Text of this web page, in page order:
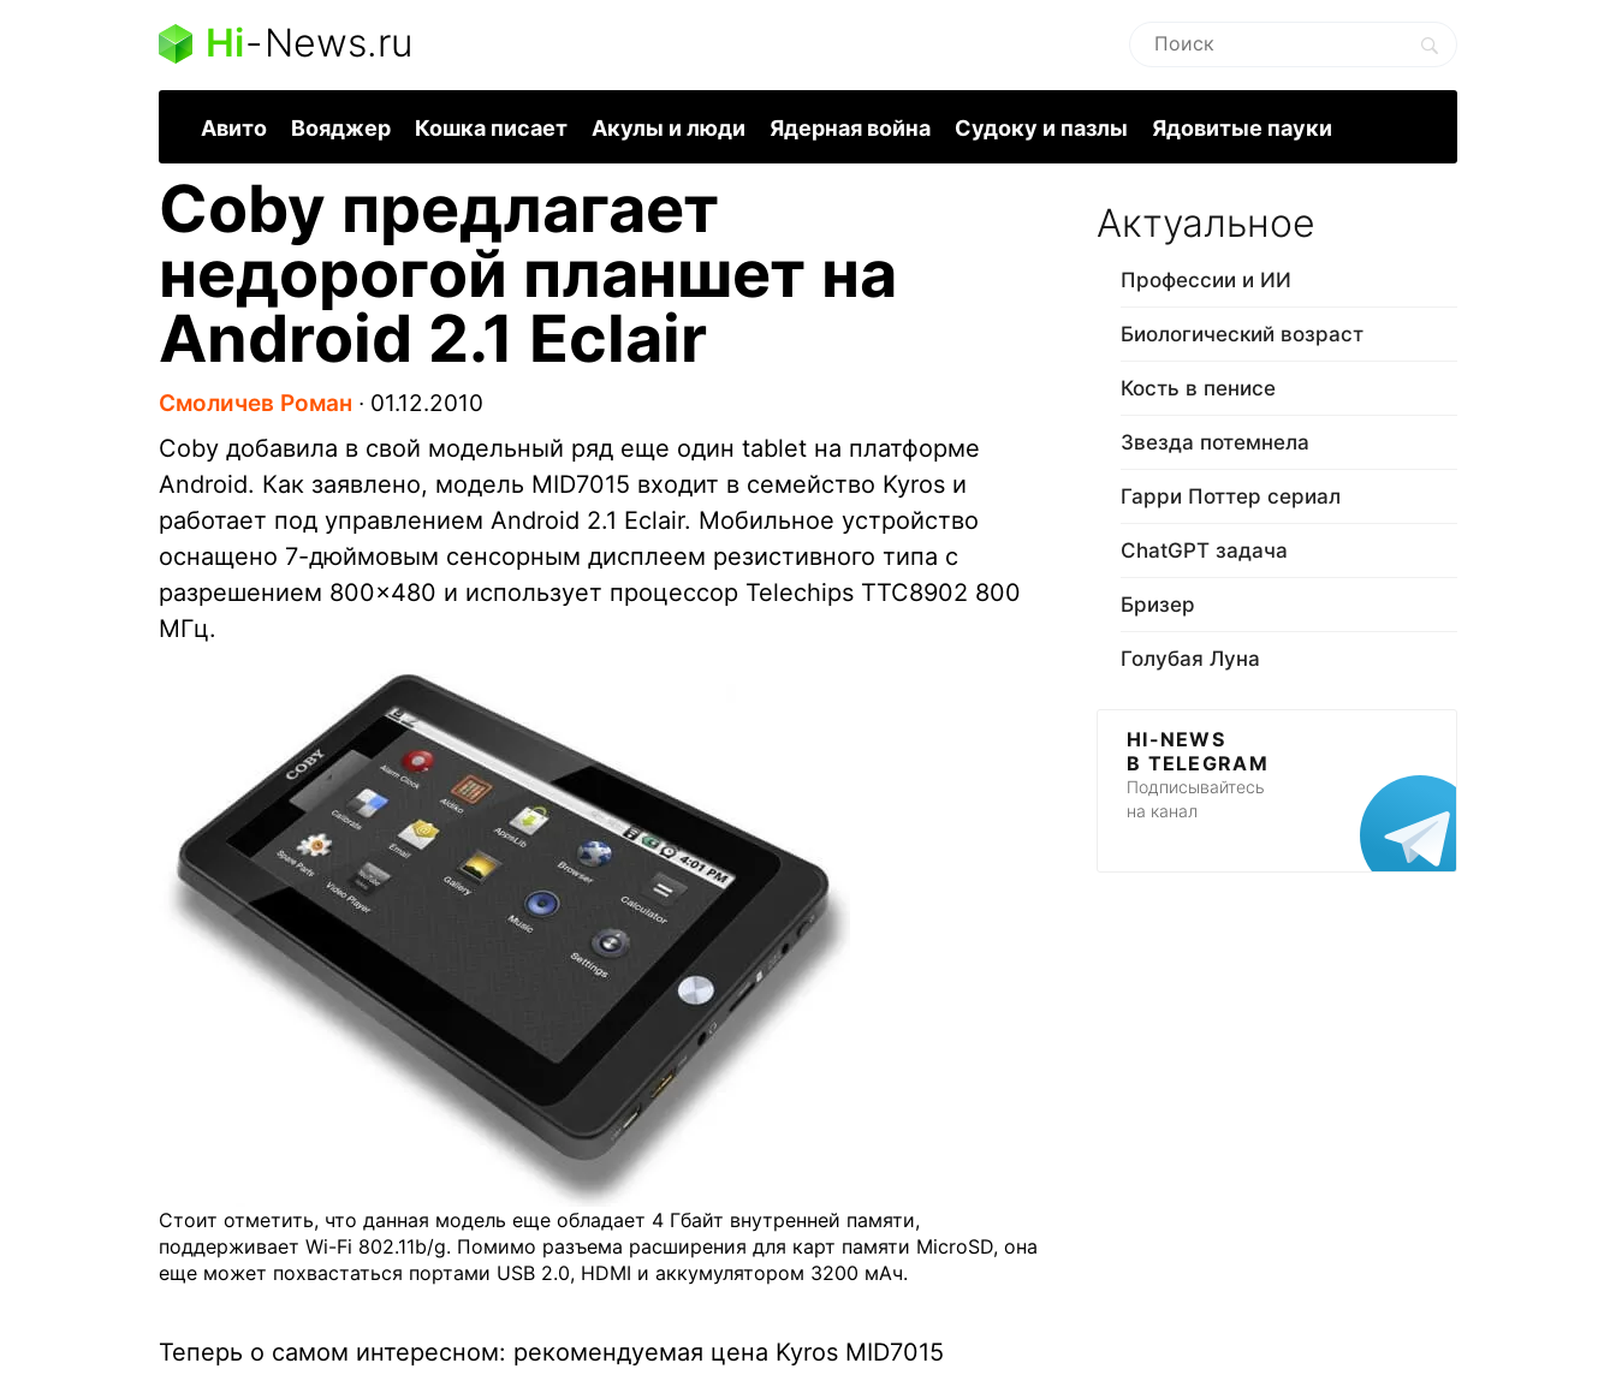
Hi-News.ru
Авито Вояджер Кошка писает Акулы и люди Ядерная война Судоку и пазлы Ядовитые пауки
Coby предлагает
недорогой планшет на
Android 2.1 Eclair
Смоличев Роман ∙ 01.12.2010
Coby добавила в свой модельный ряд еще один tablet на платформе
Android. Как заявлено, модель MID7015 входит в семейство Kyros и
работает под управлением Android 2.1 Eclair. Мобильное устройство
оснащено 7-дюймовым сенсорным дисплеем резистивного типа с
разрешением 800×480 и использует процессор Telechips TTC8902 800
МГц.
Стоит отметить, что данная модель еще обладает 4 Гбайт внутренней памяти,
поддерживает Wi-Fi 802.11b/g. Помимо разъема расширения для карт памяти MicroSD, она
еще может похвастаться портами USB 2.0, HDMI и аккумулятором 3200 мАч.
Теперь о самом интересном: рекомендуемая цена Kyros MID7015
Актуальное
Профессии и ИИ
Биологический возраст
Кость в пенисе
Звезда потемнела
Гарри Поттер сериал
ChatGPT задача
Бризер
Голубая Луна
HI-NEWS
В TELEGRAM
Подписывайтесь
на канал